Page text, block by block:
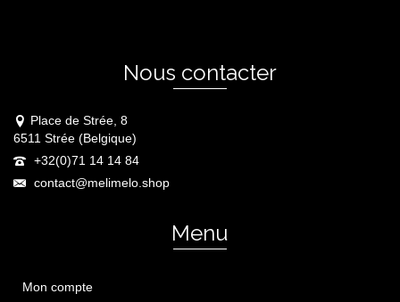
Nous contacter
Place de Strée, 8
6511 Strée (Belgique)
+32(0)71 14 14 84
contact@melimelo.shop
Menu
Mon compte